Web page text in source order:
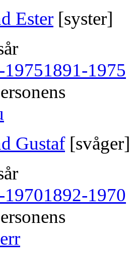
Ester [syster]
19751891-1975
Gustaf[svåger]
19701892-1970